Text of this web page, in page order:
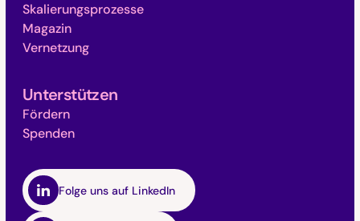
Folge uns auf LinkedIn
Skalierungsprozesse
Magazin
Vernetzung
Unterstützen
Fördern
Spenden